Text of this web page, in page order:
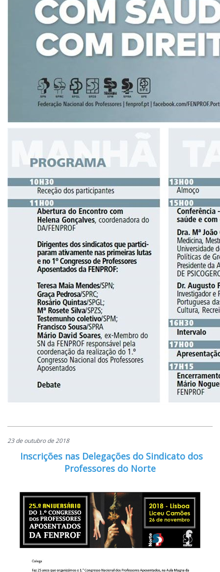
23 de outubro de 2018
Inscrições nas Delegações do Sindicato dos
Professores do Norte